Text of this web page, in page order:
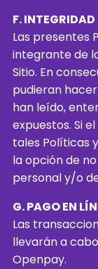
F. INTEGRIDAD
Las presentes
integrante de
Sitio. En
pudieran
han leído,
expuestos. Si
tales Políticas
la opción de
personal y/o
G. PAGO EN
Las
llevarán a
Openpay.